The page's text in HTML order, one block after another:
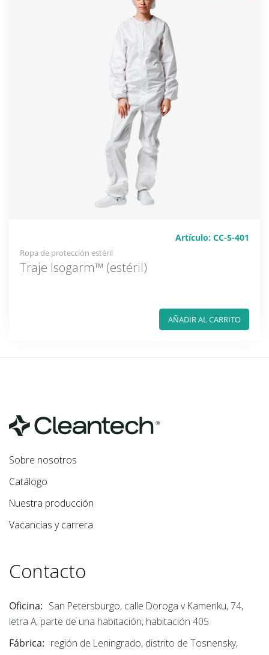
Artículo: CC-S-401
Ropa de protección estéril
Traje Isogarm™ (estéril)
AÑADIR AL CARRITO
Sobre nosotros
Catálogo
Nuestra producción
Vacancias y carrera
Contacto
Oficina: San Petersburgo, calle Doroga v Kamenku, 74,
letra A, parte de una habitación, habitación 405
Fábrica: región de Leningrado, distrito de Tosnensky,